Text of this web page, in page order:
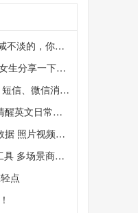
达国家的先进经验！
下本人真实感受
触发LED闪光灯闪烁
文日常配文
截图可看具体功能
商用配音软件
点